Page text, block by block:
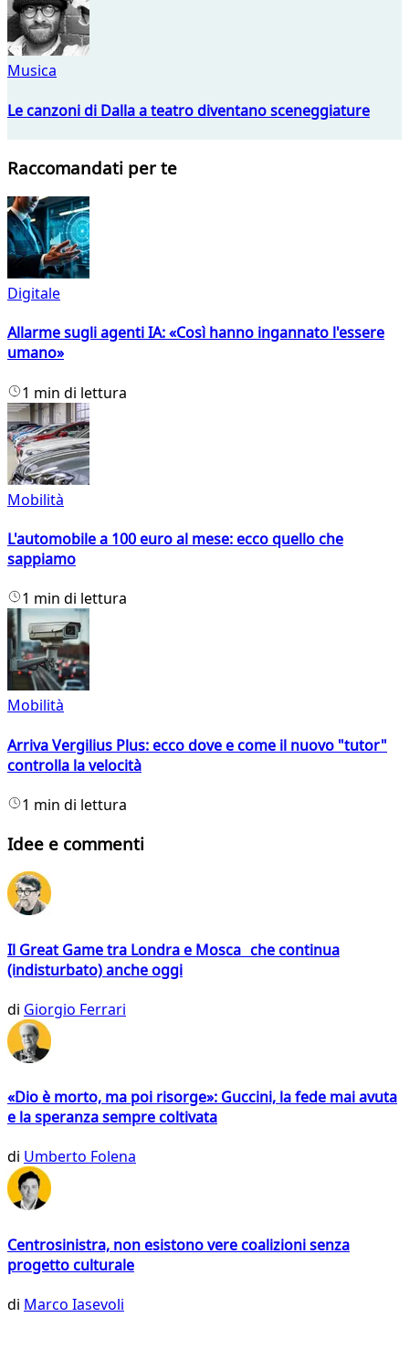
Musica
Le canzoni di Dalla a teatro diventano sceneggiature
Raccomandati per te
Digitale
Allarme sugli agenti IA: «Così hanno ingannato l'essere
umano»
1 min di lettura
Mobilità
L'automobile a 100 euro al mese: ecco quello che
sappiamo
1 min di lettura
Mobilità
Arriva Vergilius Plus: ecco dove e come il nuovo "tutor"
controlla la velocità
1 min di lettura
Idee e commenti
Il Great Game tra Londra e Mosca che continua
(indisturbato) anche oggi
di Giorgio Ferrari
«Dio è morto, ma poi risorge»: Guccini, la fede mai avuta
e la speranza sempre coltivata
di Umberto Folena
Centrosinistra, non esistono vere coalizioni senza
progetto culturale
di Marco Iasevoli